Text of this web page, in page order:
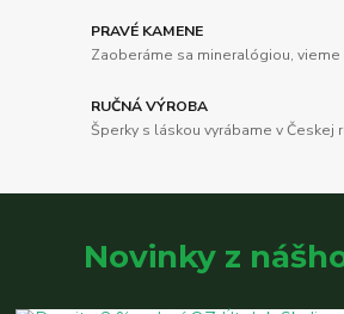
PRAVÉ KAMENE
Zaoberáme sa mineralógiou, vieme
RUČNÁ VÝROBA
Šperky s láskou vyrábame v Českej
Novinky z